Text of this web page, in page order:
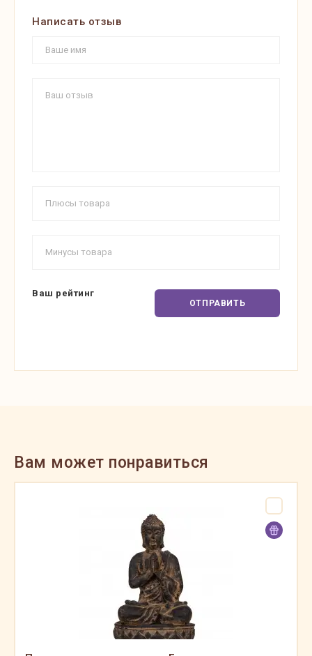
Написать отзыв
Ваш рейтинг
ОТПРАВИТЬ
Вам может понравиться